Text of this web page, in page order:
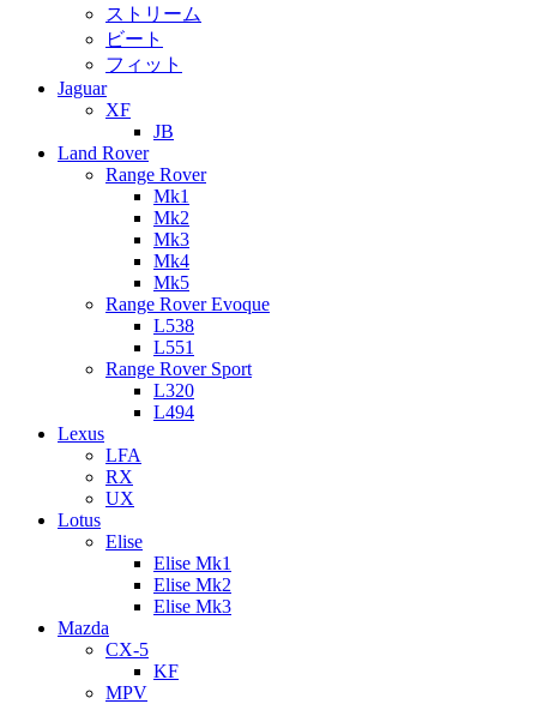
ストリーム
ビート
フィット
Jaguar
XF
JB
Land Rover
Range Rover
Mk1
Mk2
Mk3
Mk4
Mk5
Range Rover Evoque
L538
L551
Range Rover Sport
L320
L494
Lexus
LFA
RX
UX
Lotus
Elise
Elise Mk1
Elise Mk2
Elise Mk3
Mazda
CX-5
KF
MPV